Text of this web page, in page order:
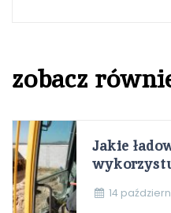
zobacz
Jakie
14